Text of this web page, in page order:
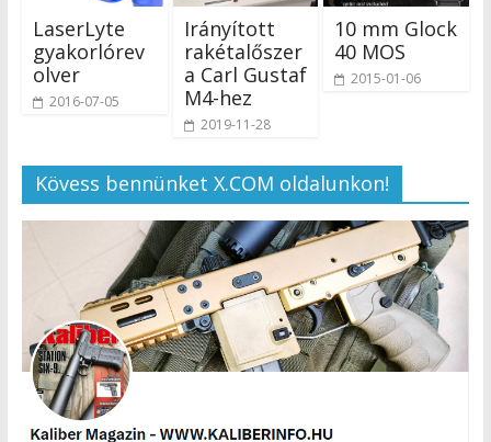
LaserLyte
gyakorlórev
olver
2016-07-05
Irányított
rakétalőszer
a Carl Gustaf
M4-hez
2019-11-28
10 mm Glock
40 MOS
2015-01-06
Kövess bennünket X.COM oldalunkon!